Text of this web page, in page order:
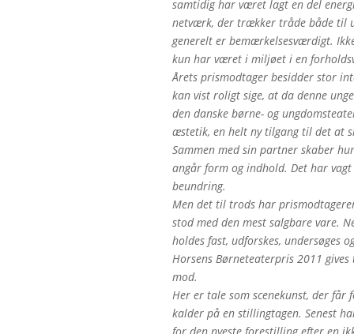
samtidig har været lagt en del
netværk, der trækker tråde både til
generelt er bemærkelsesværdigt.
kun har været i miljøet i en
Årets prismodtager besidder stor
kan vist roligt sige, at da denne
den danske børne- og
æstetik, en helt ny tilgang til det at
Sammen med sin partner skaber
angår form og indhold. Det har
beundring.
Men det til trods har
stod med den mest salgbare vare.
holdes fast, udforskes, undersøges
Horsens Børneteaterpris 2011
mod.
Her er tale som scenekunst, der får
kalder på en stillingtagen. Senest
for den nyeste forestilling efter en